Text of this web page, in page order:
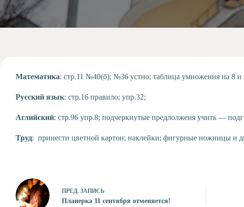
Проекты
отделение
Служба
служба
Математика: стр.11 №40(б); №36 устно; таблица умножения на 8 и
Русский язык: стр.16 правило; упр.32;
Аглийский: стр.96 упр.8; подчеркнутые предлолжеия учить —
Труд: принести цветной картон; наклейки; фигурные ножницы и
ПРЕД. ЗАПИСЬ
Планерка 11 сентября отменяется!